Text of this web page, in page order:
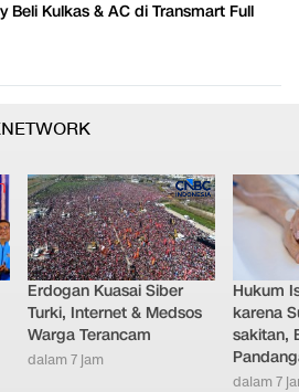
Beli Kulkas & AC di Transmart Full
Erdogan Kuasai Siber
Turki, Internet & Medsos
Warga Terancam
dalam 7 jam
Hukum
karena
sakitan,
dalam 7